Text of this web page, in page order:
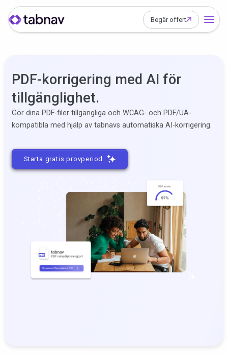
Begär offert
PDF-korrigering med AI för
tillgänglighet.
Gör dina PDF-filer tillgängliga och WCAG- och PDF/UA-
kompatibla med hjälp av tabnavs automatiska AI-korrigering.
Starta gratis provperiod